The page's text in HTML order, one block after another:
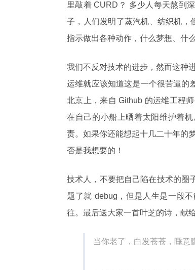
里敲着 CURD？ 多少人每天熬到
子，人们发明了蒸汽机、纺织机，
指示做出各种动作，什么梦想、什
我们不反对技术的进步，然而这种
运维就应该知道这是一个很苦逼的
北京上，来自 Github 的运维工程
在自己的小船上晒着太阳维护着
责。如果你还能想起十几二十年的
否是我想要的！
技术人，不要把自己陷在技术的圈
题了就 debug，但是人生是一段
往。最后送大家一首叶芝的诗，献
当你老了，白发苍苍，睡意